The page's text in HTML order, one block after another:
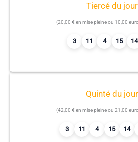
Tiercé du jour
(20,00 € en mise pleine ou 10,00
3 11 4 15 14
Quinté du jour
(42,00 € en mise pleine ou 21,00
3 11 4 15 14